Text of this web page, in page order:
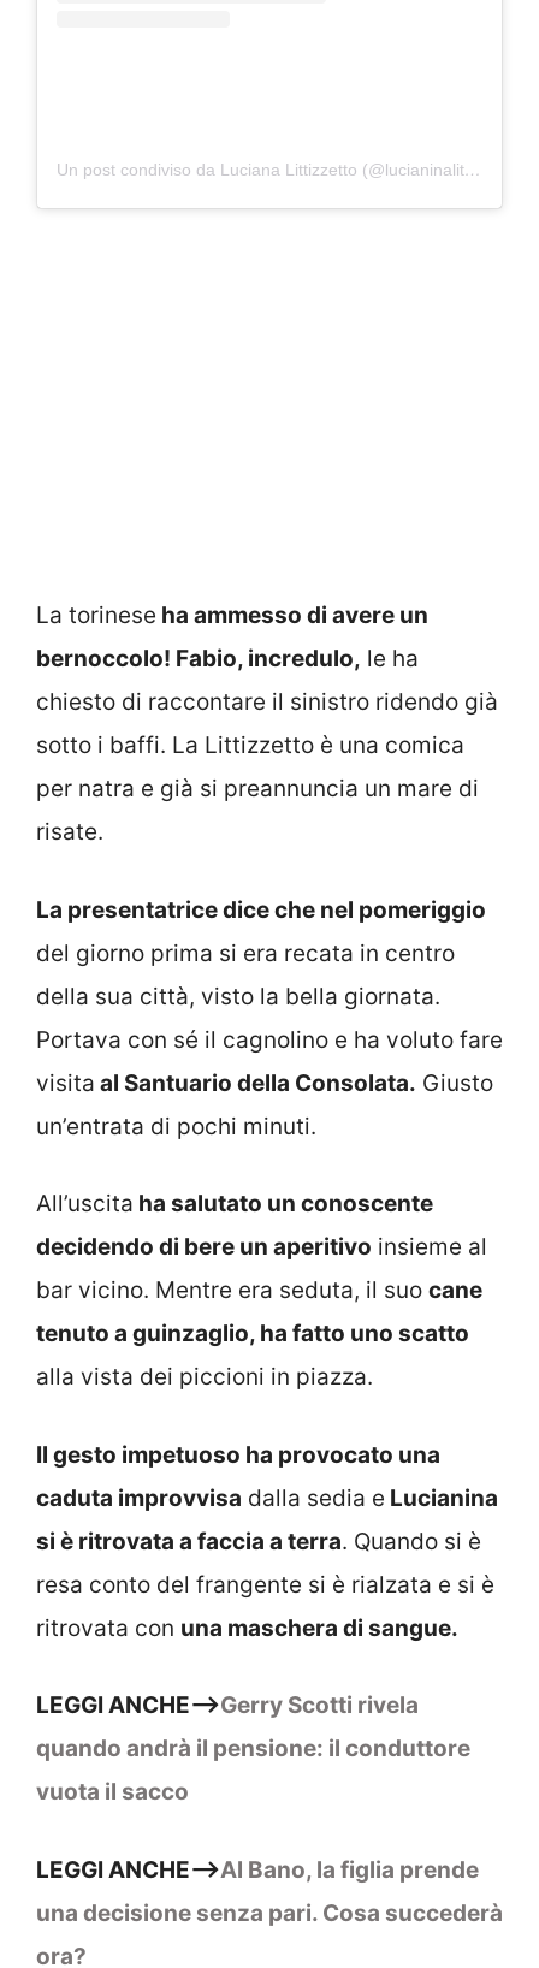
Un post condiviso da Luciana Littizzetto (@lucianinalittizzetto)
La torinese ha ammesso di avere un
bernoccolo! Fabio, incredulo, le ha
chiesto di raccontare il sinistro ridendo già
sotto i baffi. La Littizzetto è una comica
per natra e già si preannuncia un mare di
risate.
La presentatrice dice che nel pomeriggio
del giorno prima si era recata in centro
della sua città, visto la bella giornata.
Portava con sé il cagnolino e ha voluto fare
visita al Santuario della Consolata. Giusto
un’entrata di pochi minuti.
All’uscita ha salutato un conoscente
decidendo di bere un aperitivo insieme al
bar vicino. Mentre era seduta, il suo cane
tenuto a guinzaglio, ha fatto uno scatto
alla vista dei piccioni in piazza.
Il gesto impetuoso ha provocato una
caduta improvvisa dalla sedia e Lucianina
si è ritrovata a faccia a terra. Quando si è
resa conto del frangente si è rialzata e si è
ritrovata con una maschera di sangue.
LEGGI ANCHE–>Gerry Scotti rivela
quando andrà il pensione: il conduttore
vuota il sacco
LEGGI ANCHE–>Al Bano, la figlia prende
una decisione senza pari. Cosa succederà
ora?